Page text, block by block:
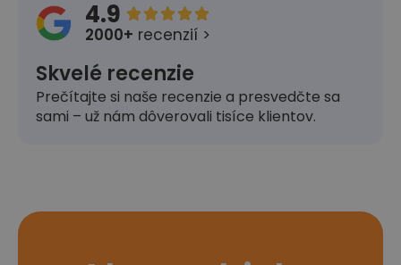
4.9 
2000+ recenzií >
Skvelé recenzie
Prečítajte si naše recenzie a presvedčte sa
sami – už nám dôverovali tisíce klientov.